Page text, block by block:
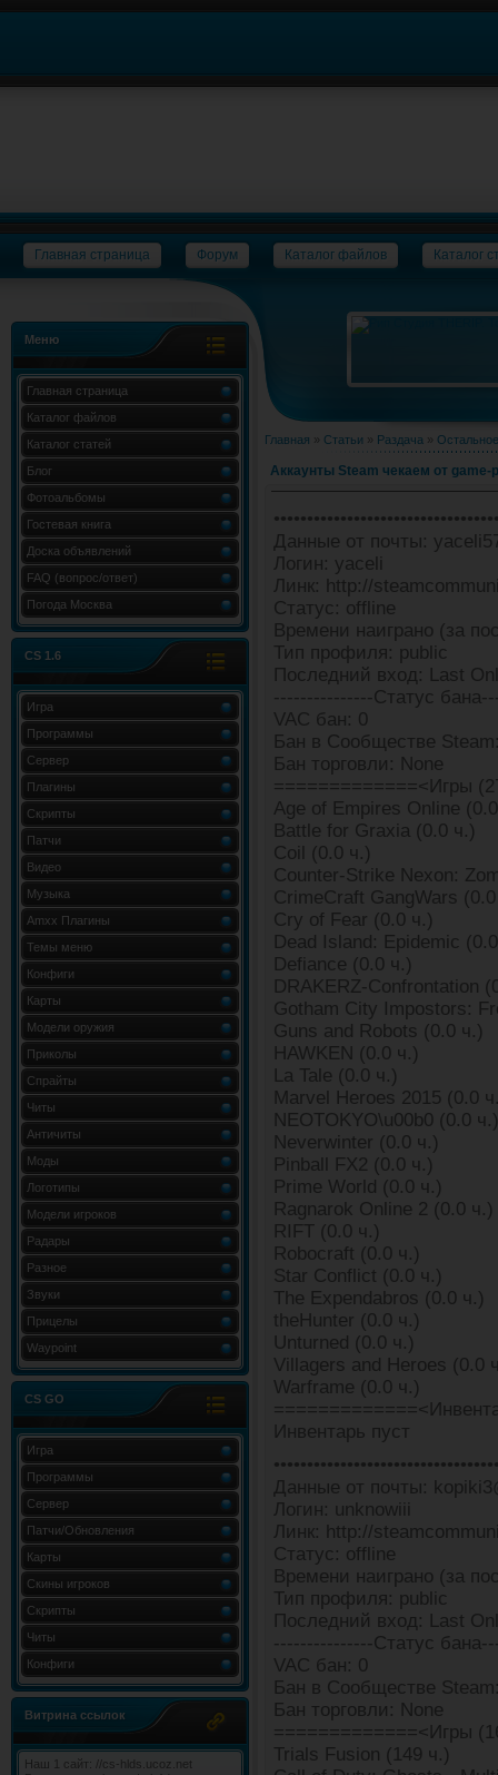
Главная страница Форум Каталог файлов Каталог
Меню
Главная страница
Каталог файлов
Каталог статей
Блог
Фотоальбомы
Гостевая книга
Доска объявлений
FAQ (вопрос/ответ)
Погода Москва
CS 1.6
Игра
Программы
Сервер
Плагины
Скрипты
Патчи
Видео
Музыка
Amxx Плагины
Темы меню
Конфиги
Карты
Модели оружия
Приколы
Спрайты
Читы
Античиты
Моды
Логотипы
Модели игроков
Радары
Разное
Звуки
Прицелы
Waypoint
CS GO
Игра
Программы
Сервер
Патчи/Обновления
Карты
Скины игроков
Скрипты
Читы
Конфиги
Витрина ссылок
Наш 1 сайт: //cs-hlds.ucoz.net
Главная » Статьи » Раздача » Остальное
Аккаунты Steam чекаем от game-
Данные от почты:
Логин: yaceli
Линк: http://
Статус: offline
Времени наиграно (за
Тип профиля: public
Последний вход: Last
---------------Статус
VAC бан: 0
Бан в Сообществе
Бан торговли: None
=============<Игры
Age of Empires Online
Battle for Graxia (0.0 ч.)
Coil (0.0 ч.)
Counter-Strike Nexon:
CrimeCraft GangWars
Cry of Fear (0.0 ч.)
Dead Island: Epidemic
Defiance (0.0 ч.)
DRAKERZ-Confrontation
Gotham City Impostors:
Guns and Robots (0.0 ч.)
HAWKEN (0.0 ч.)
La Tale (0.0 ч.)
Marvel Heroes 2015 (0.0
NEOTOKYO\u00b0 (0.0 ч.)
Neverwinter (0.0 ч.)
Pinball FX2 (0.0 ч.)
Prime World (0.0 ч.)
Ragnarok Online 2 (0.0 ч.)
RIFT (0.0 ч.)
Robocraft (0.0 ч.)
Star Conflict (0.0 ч.)
The Expendabros (0.0 ч.)
theHunter (0.0 ч.)
Unturned (0.0 ч.)
Villagers and Heroes (0.0
Warframe (0.0 ч.)
Инвентарь пуст
Данные от почты:
Логин: unknowiii
Линк: http://
Статус: offline
Времени наиграно (за
Тип профиля: public
Последний вход: Last
---------------Статус
VAC бан: 0
Бан в Сообществе
Бан торговли: None
=============<Игры
Trials Fusion (149 ч.)